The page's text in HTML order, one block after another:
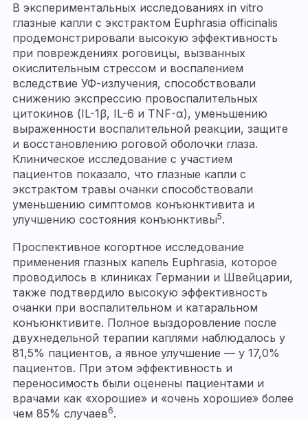
В экспериментальных исследованиях in vitro
глазные капли с экстрактом Euphrasia officinalis
продемонстрировали высокую эффективность
при повреждениях роговицы, вызванных
окислительным стрессом и воспалением
вследствие УФ-излучения, способствовали
снижению экспрессию провоспалительных
цитокинов (IL-1β, IL-6 и TNF-α), уменьшению
выраженности воспалительной реакции, защите
и восстановлению роговой оболочки глаза.
Клиническое исследование с участием
пациентов показало, что глазные капли с
экстрактом травы очанки способствовали
уменьшению симптомов конъюнктивита и
улучшению состояния конъюнктивы5.
Проспективное когортное исследование
применения глазных капель Euphrasia, которое
проводилось в клиниках Германии и Швейцарии,
также подтвердило высокую эффективность
очанки при воспалительном и катаральном
конъюнктивите. Полное выздоровление после
двухнедельной терапии каплями наблюдалось у
81,5% пациентов, а явное улучшение — у 17,0%
пациентов. При этом эффективность и
переносимость были оценены пациентами и
врачами как «хорошие» и «очень хорошие» более
чем 85% случаев6.